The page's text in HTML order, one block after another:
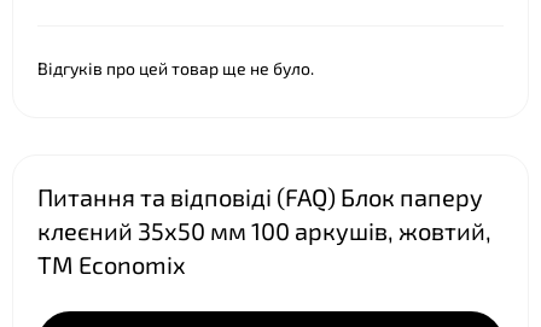
Відгуків про цей товар ще не було.
Питання та відповіді (FAQ) Блок паперу
клеєний 35х50 мм 100 аркушів, жовтий,
ТМ Economix